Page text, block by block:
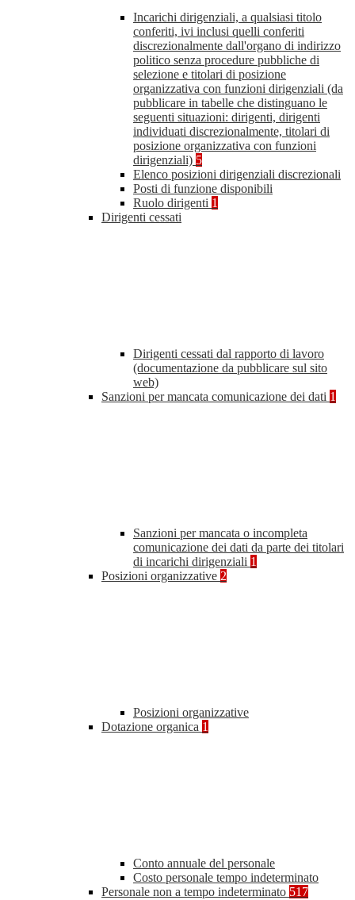
Incarichi dirigenziali, a qualsiasi titolo
conferiti, ivi inclusi quelli conferiti
discrezionalmente dall'organo di indirizzo
politico senza procedure pubbliche di
selezione e titolari di posizione
organizzativa con funzioni dirigenziali (da
pubblicare in tabelle che distinguano le
seguenti situazioni: dirigenti, dirigenti
individuati discrezionalmente, titolari di
posizione organizzativa con funzioni
dirigenziali) 5
Elenco posizioni dirigenziali discrezionali
Posti di funzione disponibili
Ruolo dirigenti 1
Dirigenti cessati
Dirigenti cessati dal rapporto di lavoro
(documentazione da pubblicare sul sito
web)
Sanzioni per mancata comunicazione dei dati 1
Sanzioni per mancata o incompleta
comunicazione dei dati da parte dei titolari
di incarichi dirigenziali 1
Posizioni organizzative 2
Posizioni organizzative
Dotazione organica 1
Conto annuale del personale
Costo personale tempo indeterminato
Personale non a tempo indeterminato 517